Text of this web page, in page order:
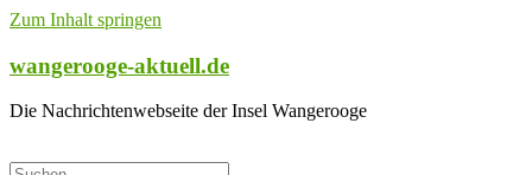
Zum Inhalt springen
wangerooge-aktuell.de
Die Nachrichtenwebseite der Insel Wangerooge